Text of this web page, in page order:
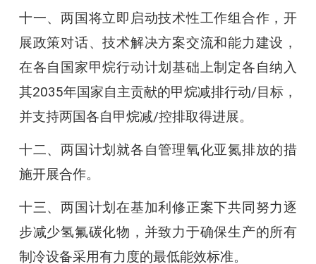
十一、两国将立即启动技术性工作组合作，开
展政策对话、技术解决方案交流和能力建设，
在各自国家甲烷行动计划基础上制定各自纳入
其2035年国家自主贡献的甲烷减排行动/目标，
并支持两国各自甲烷减/控排取得进展。
十二、两国计划就各自管理氧化亚氮排放的措
施开展合作。
十三、两国计划在基加利修正案下共同努力逐
步减少氢氟碳化物，并致力于确保生产的所有
制冷设备采用有力度的最低能效标准。